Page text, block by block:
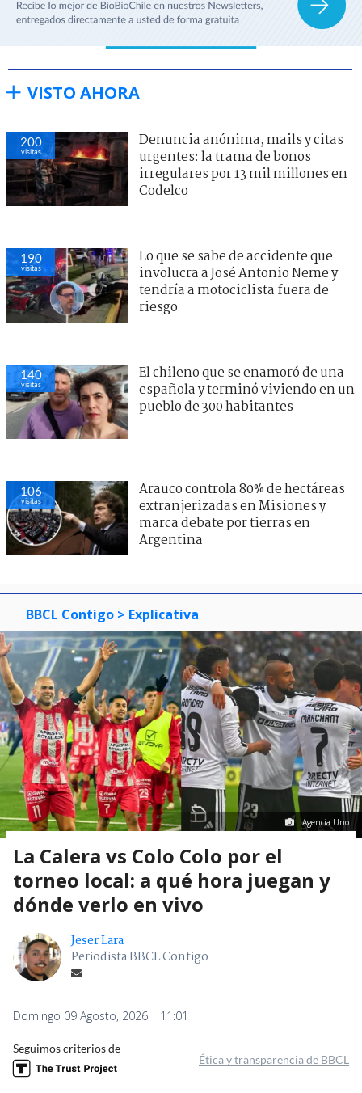
VISTO AHORA
200
visitas
Denuncia anónima, mails y citas
urgentes: la trama de bonos
irregulares por 13 mil millones en
Codelco
190
visitas
Lo que se sabe de accidente que
involucra a José Antonio Neme y
tendría a motociclista fuera de
riesgo
140
visitas
El chileno que se enamoró de una
española y terminó viviendo en un
pueblo de 300 habitantes
106
visitas
Arauco controla 80% de hectáreas
extranjerizadas en Misiones y
marca debate por tierras en
Argentina
BBCL Contigo > Explicativa
Agencia Uno
La Calera vs Colo Colo por el
torneo local: a qué hora juegan y
dónde verlo en vivo
Jeser Lara
Periodista BBCL Contigo
Domingo 09 Agosto, 2026 | 11:01
Seguimos criterios de
Ética y transparencia de BBCL